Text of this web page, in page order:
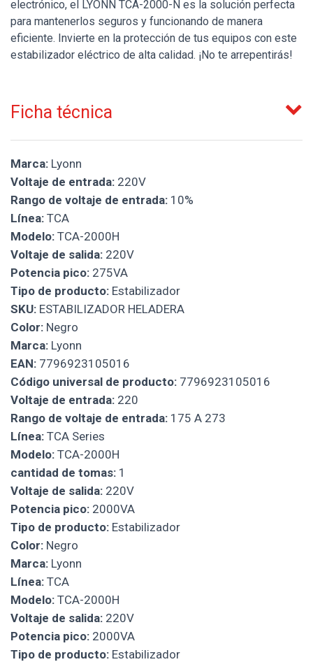
electrónico, el LYONN TCA-2000-N es la solución perfecta
para mantenerlos seguros y funcionando de manera
eficiente. Invierte en la protección de tus equipos con este
estabilizador eléctrico de alta calidad. ¡No te arrepentirás!
Ficha técnica
Marca: Lyonn
Voltaje de entrada: 220V
Rango de voltaje de entrada: 10%
Línea: TCA
Modelo: TCA-2000H
Voltaje de salida: 220V
Potencia pico: 275VA
Tipo de producto: Estabilizador
SKU: ESTABILIZADOR HELADERA
Color: Negro
Marca: Lyonn
EAN: 7796923105016
Código universal de producto: 7796923105016
Voltaje de entrada: 220
Rango de voltaje de entrada: 175 A 273
Línea: TCA Series
Modelo: TCA-2000H
cantidad de tomas: 1
Voltaje de salida: 220V
Potencia pico: 2000VA
Tipo de producto: Estabilizador
Color: Negro
Marca: Lyonn
Línea: TCA
Modelo: TCA-2000H
Voltaje de salida: 220V
Potencia pico: 2000VA
Tipo de producto: Estabilizador